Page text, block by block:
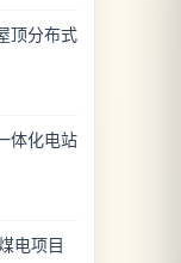
顶分布式
体化电站
电项目